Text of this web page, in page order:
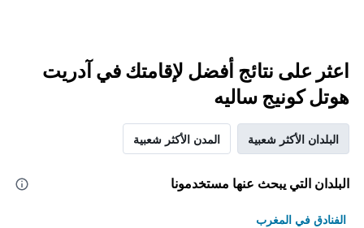
اعثر على نتائج أفضل لإقامتك في آدريت
هوتل كونيج ساليه
البلدان الأكثر شعبية المدن الأكثر شعبية
البلدان التي يبحث عنها مستخدمونا
الفنادق في المغرب